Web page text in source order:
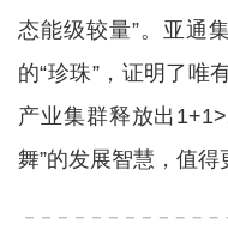
态能级较量”。亚通
的“珍珠”，证明了唯
产业集群释放出
舞”的发展智慧，值得